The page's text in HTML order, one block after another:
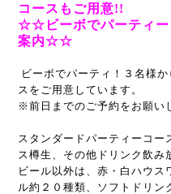
コースもご用意!!
☆☆ビーボでパーティー
案内☆☆
ビーボでパーティ！ ３名様
スをご用意しています。
※前日までのご予約をお願い
スタンダードパーティーコー
ス樽生、その他ドリンク飲み
ビール以外は、赤・白ハウス
ル約２０種類、ソフトドリン